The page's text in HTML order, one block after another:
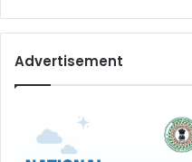
Advertisement